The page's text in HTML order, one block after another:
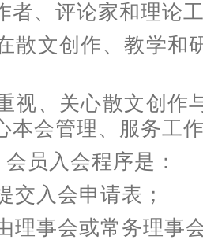
者、评论家和理论
散文创作、教学
视、关心散文创
本会管理、服务工
员入会程序是：
交入会申请表；
理事会或常务理事